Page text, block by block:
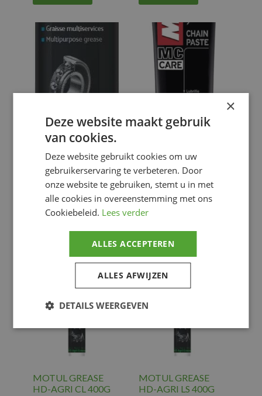
MOTUL GREASE
100 LS 400G
14.07
MNT&CARE
GREASE,
Smeermiddel &
MOTUL GREASE C5
150ML
€14.90
MNT&CARE
GREASE,
Smeermiddel &
Voeg toe
MOTUL GREASE
HD-AGRI CL 400G
MOTUL GREASE
HD-AGRI LS 400G
×
Deze website maakt gebruik
van cookies.
Deze website gebruikt cookies om uw
gebruikerservaring te verbeteren. Door
onze website te gebruiken, stemt u in met
alle cookies in overeenstemming met ons
Cookiebeleid. Lees verder
ALLES ACCEPTEREN
ALLES AFWIJZEN
DETAILS WEERGEVEN